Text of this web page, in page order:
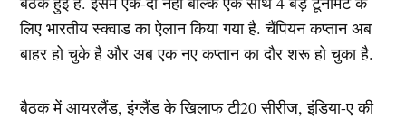
लिए भारतीय स्क्वाड का ऐलान किया गया है. चैंपियन कप्तान अब
बाहर हो चुके है और अब एक नए कप्तान का दौर शरू हो चुका है.
बैठक में आयरलैंड, इंग्लैंड के खिलाफ टी20 सीरीज, इंडिया-ए की